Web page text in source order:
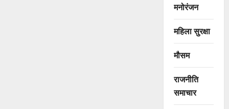
मनोरंजन
महिला सुरक्षा
मौसम
राजनीति
समाचार